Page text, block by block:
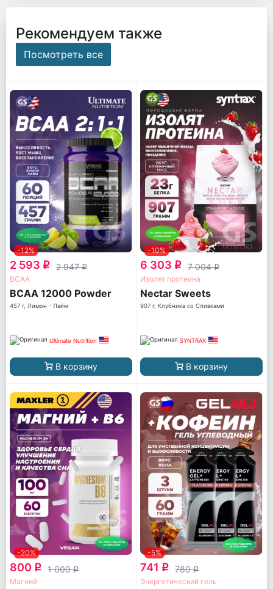
Рекомендуем также
Посмотреть все
-12%
2 593 q 2 947q
ВСАА
BCAA 12000 Powder
457 г, Лимон - Лайм
Ultimate Nutrition
В корзину
-10%
6 303 q 7 004q
Изолят протеина
Nectar Sweets
907 г, Клубника со Сливками
SYNTRAX
В корзину
-20%
800 q 1 000q
Магний
-5%
741 q 780q
Энергетический гель